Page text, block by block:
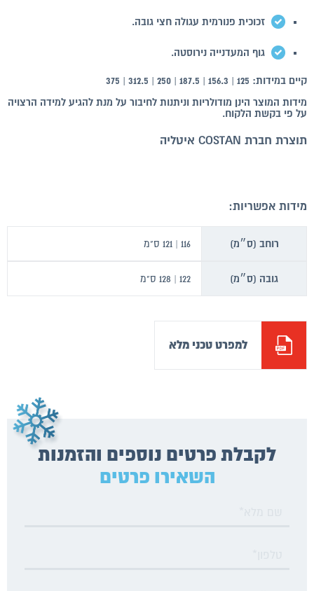
זכוכית פנורמית עגולה חצי גובה.
גוף המעדנייה נירוסטה.
קיים במידות: 125 | 156.3 | 187.5 | 250 | 312.5 | 375
מידות המוצר הינן מודולריות וניתנות לחיבור על מנת להגיע למידה הרצויה
על פי בקשת הלקוח.
תוצרת חברת COSTAN איטליה
מידות אפשריות:
רוחב (ס״מ) 116 | 121 ס"מ
גובה (ס״מ) 122 | 128 ס"מ
למפרט טכני מלא
לקבלת פרטים נוספים והזמנות
השאירו פרטים